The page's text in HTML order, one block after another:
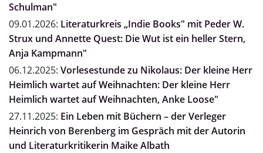
Schulman"
09.01.2026: Literaturkreis „Indie Books" mit Peder W.
Strux und Annette Quest: Die Wut ist ein heller Stern,
Anja Kampmann"
06.12.2025: Vorlesestunde zu Nikolaus: Der kleine Herr
Heimlich wartet auf Weihnachten: Der kleine Herr
Heimlich wartet auf Weihnachten, Anke Loose"
27.11.2025: Ein Leben mit Büchern – der Verleger
Heinrich von Berenberg im Gespräch mit der Autorin
und Literaturkritikerin Maike Albath